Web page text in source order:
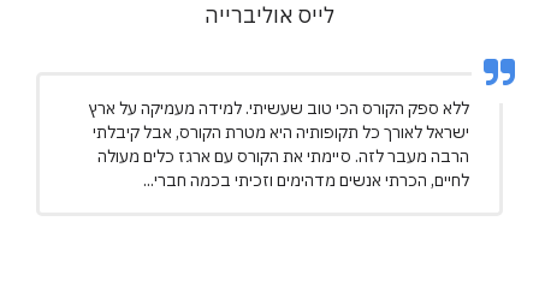
לייס אוליברייה
ללא ספק הקורס הכי טוב שעשיתי. למידה מעמיקה על ארץ
ישראל לאורך כל תקופותיה היא מטרת הקורס, אבל קיבלתי
הרבה מעבר לזה. סיימתי את הקורס עם ארגז כלים מעולה
לחיים, הכרתי אנשים מדהימים וזכיתי בכמה חברי...